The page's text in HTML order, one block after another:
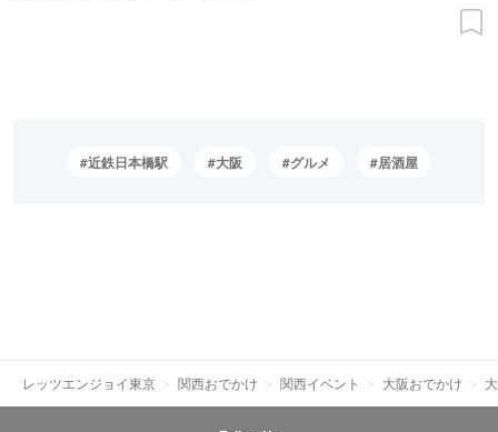
近鉄日本橋駅 大阪 グルメ 居酒屋
レッツエンジョイ東京 関西おでかけ 関西イベント 大阪おでかけ